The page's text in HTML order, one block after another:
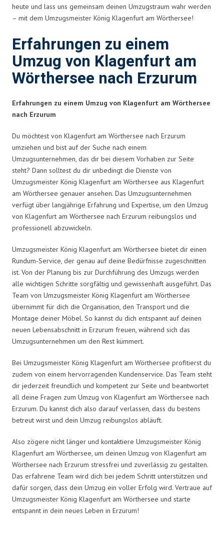
heute und lass uns gemeinsam deinen Umzugstraum wahr werden
– mit dem Umzugsmeister König Klagenfurt am Wörthersee!
Erfahrungen zu einem
Umzug von Klagenfurt am
Wörthersee nach Erzurum
Erfahrungen zu einem Umzug von Klagenfurt am Wörthersee
nach Erzurum
Du möchtest von Klagenfurt am Wörthersee nach Erzurum
umziehen und bist auf der Suche nach einem
Umzugsunternehmen, das dir bei diesem Vorhaben zur Seite
steht? Dann solltest du dir unbedingt die Dienste von
Umzugsmeister König Klagenfurt am Wörthersee aus Klagenfurt
am Wörthersee genauer ansehen. Das Umzugsunternehmen
verfügt über langjährige Erfahrung und Expertise, um den Umzug
von Klagenfurt am Wörthersee nach Erzurum reibungslos und
professionell abzuwickeln.
Umzugsmeister König Klagenfurt am Wörthersee bietet dir einen
Rundum-Service, der genau auf deine Bedürfnisse zugeschnitten
ist. Von der Planung bis zur Durchführung des Umzugs werden
alle wichtigen Schritte sorgfältig und gewissenhaft ausgeführt. Das
Team von Umzugsmeister König Klagenfurt am Wörthersee
übernimmt für dich die Organisation, den Transport und die
Montage deiner Möbel. So kannst du dich entspannt auf deinen
neuen Lebensabschnitt in Erzurum freuen, während sich das
Umzugsunternehmen um den Rest kümmert.
Bei Umzugsmeister König Klagenfurt am Wörthersee profitierst du
zudem von einem hervorragenden Kundenservice. Das Team steht
dir jederzeit freundlich und kompetent zur Seite und beantwortet
all deine Fragen zum Umzug von Klagenfurt am Wörthersee nach
Erzurum. Du kannst dich also darauf verlassen, dass du bestens
betreut wirst und dein Umzug reibungslos abläuft.
Also zögere nicht länger und kontaktiere Umzugsmeister König
Klagenfurt am Wörthersee, um deinen Umzug von Klagenfurt am
Wörthersee nach Erzurum stressfrei und zuverlässig zu gestalten.
Das erfahrene Team wird dich bei jedem Schritt unterstützen und
dafür sorgen, dass dein Umzug ein voller Erfolg wird. Vertraue auf
Umzugsmeister König Klagenfurt am Wörthersee und starte
entspannt in dein neues Leben in Erzurum!